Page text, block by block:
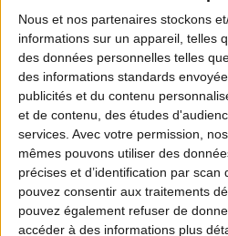
Nous et nos partenaires stockons
informations sur un appareil, telles
des données personnelles telles
des informations standards
publicités et du contenu
et de contenu, des études
services. Avec votre permission,
mêmes pouvons utiliser des
précises et d’identification par
pouvez consentir aux traitements
pouvez également refuser de
accéder à des informations plus